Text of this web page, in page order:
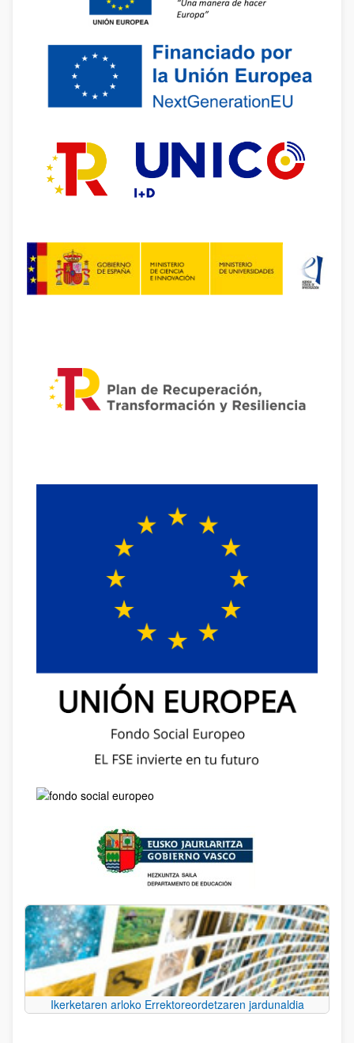
Ikerketaren arloko Errektoreordetzaren jardunaldia